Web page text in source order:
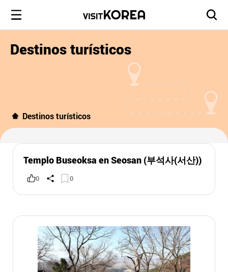
Destinos turísticos
Destinos turísticos
Templo Buseoksa en Seosan (부석사(서산))
0 0